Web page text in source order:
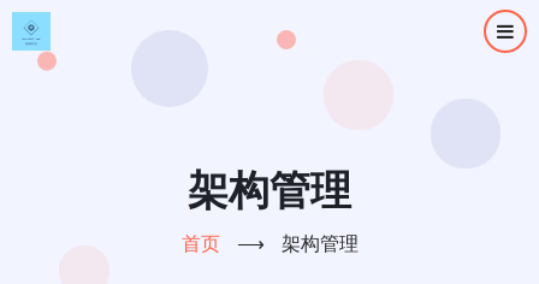
跳
转
架构管理
首页 ⟶ 架构管理